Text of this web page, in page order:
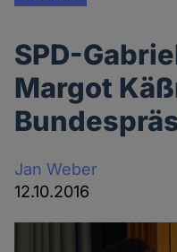
SPD-
Margot
Jan Weber
12.10.2016